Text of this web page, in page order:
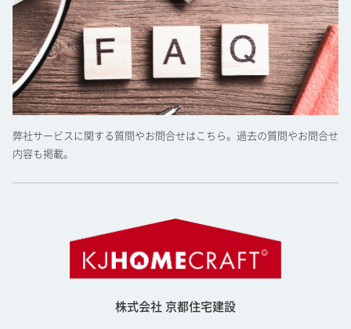
弊社サービスに関する質問やお問合せはこちら。過去の質問やお問合せ
内容も掲載。
株式会社 京都住宅建設